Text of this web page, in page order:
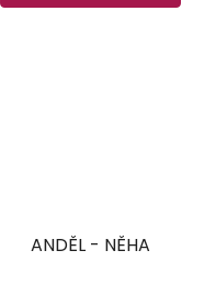
ANDĚL - NĚHA